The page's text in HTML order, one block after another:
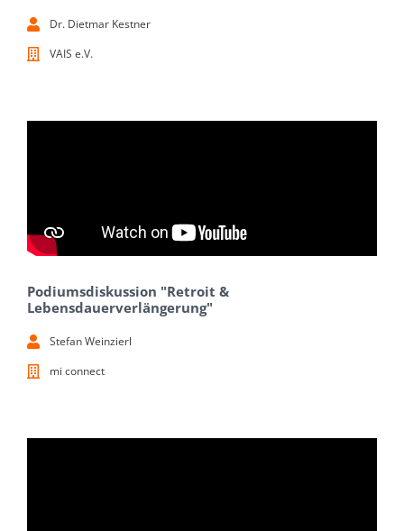
Dr. Dietmar Kestner
VAIS e.V.
Podiumsdiskussion "Retroit &
Lebensdauerverlängerung"
Stefan Weinzierl
mi connect